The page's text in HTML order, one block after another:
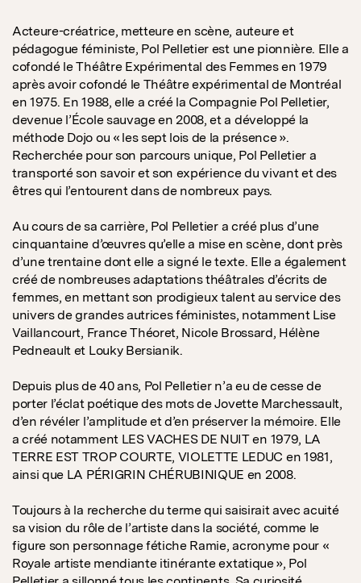
Acteure-créatrice, metteure en scène, auteure et
pédagogue féministe, Pol Pelletier est une pionnière. Elle a
cofondé le Théâtre Expérimental des Femmes en 1979
après avoir cofondé le Théâtre expérimental de Montréal
en 1975. En 1988, elle a créé la Compagnie Pol Pelletier,
devenue l’École sauvage en 2008, et a développé la
méthode Dojo ou « les sept lois de la présence ».
Recherchée pour son parcours unique, Pol Pelletier a
transporté son savoir et son expérience du vivant et des
êtres qui l’entourent dans de nombreux pays.
Au cours de sa carrière, Pol Pelletier a créé plus d’une
cinquantaine d’œuvres qu’elle a mise en scène, dont près
d’une trentaine dont elle a signé le texte. Elle a également
créé de nombreuses adaptations théâtrales d’écrits de
femmes, en mettant son prodigieux talent au service des
univers de grandes autrices féministes, notamment Lise
Vaillancourt, France Théoret, Nicole Brossard, Hélène
Pedneault et Louky Bersianik.
Depuis plus de 40 ans, Pol Pelletier n’a eu de cesse de
porter l’éclat poétique des mots de Jovette Marchessault,
d’en révéler l’amplitude et d’en préserver la mémoire. Elle
a créé notamment LES VACHES DE NUIT en 1979, LA
TERRE EST TROP COURTE, VIOLETTE LEDUC en 1981,
ainsi que LA PÉRIGRIN CHÉRUBINIQUE en 2008.
Toujours à la recherche du terme qui saisirait avec acuité
sa vision du rôle de l’artiste dans la société, comme le
figure son personnage fétiche Ramie, acronyme pour «
Royale artiste mendiante itinérante extatique », Pol